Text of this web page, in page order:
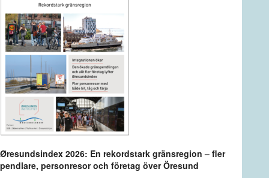
Øresundsindex 2026: En rekordstark gränsregion – fler
pendlare, personresor och företag över Öresund